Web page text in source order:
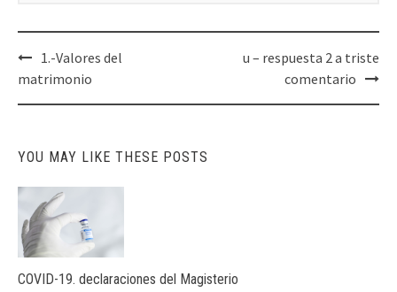
Post
navigation
1.-Valores del
matrimonio
u – respuesta 2 a triste
comentario
YOU MAY LIKE THESE POSTS
COVID-19. declaraciones del Magisterio